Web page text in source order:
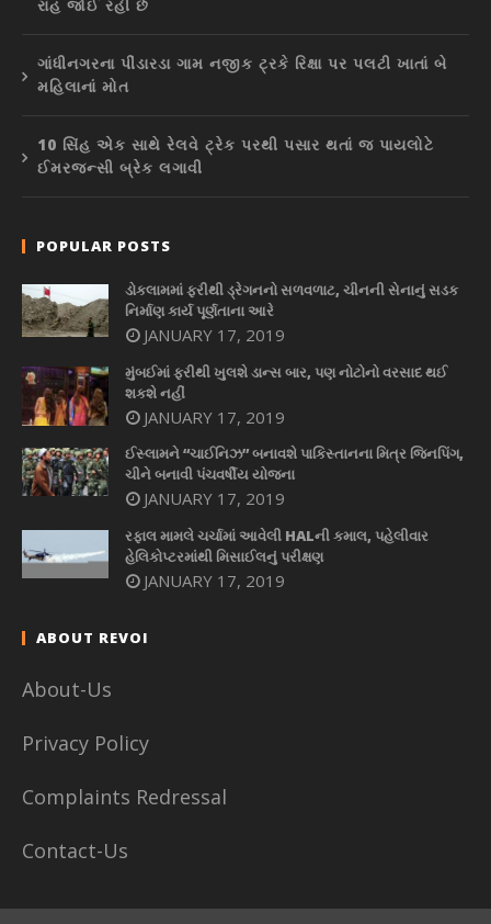
રાહ જોઈ રહી છે
ગાંધીનગરના પીંડારડા ગામ નજીક ટ્રકે રિક્ષા પર પલટી ખાતાં બે
મહિલાનાં મોત
10 સિંહ એક સાથે રેલવે ટ્રેક પરથી પસાર થતાં જ પાયલોટે
ઈમરજન્સી બ્રેક લગાવી
POPULAR POSTS
ડોકલામમાં ફરીથી ડ્રેગનનો સળવળાટ, ચીનની સેનાનું સડક
નિર્માણ કાર્ય પૂર્ણતાના આરે
JANUARY 17, 2019
મુંબઈમાં ફરીથી ખુલશે ડાન્સ બાર, પણ નોટોનો વરસાદ થઈ
શકશે નહીં
JANUARY 17, 2019
ઈસ્લામને “ચાઈનિઝ” બનાવશે પાકિસ્તાનના મિત્ર જિનપિંગ,
ચીને બનાવી પંચવર્ષીય યોજના
JANUARY 17, 2019
રફાલ મામલે ચર્ચામાં આવેલી HALની કમાલ, પહેલીવાર
હેલિકોપ્ટરમાંથી મિસાઈલનું પરીક્ષણ
JANUARY 17, 2019
ABOUT REVOI
About-Us
Privacy Policy
Complaints Redressal
Contact-Us